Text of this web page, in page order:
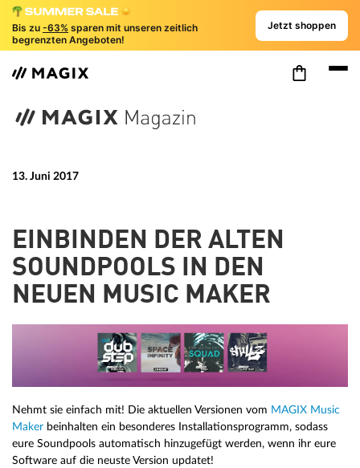
Bis zu -63% sparen mit unseren zeitlich
begrenzten Angeboten!
Jetzt shoppen
13. Juni 2017
EINBINDEN DER ALTEN
SOUNDPOOLS IN DEN
NEUEN MUSIC MAKER
Nehmt sie einfach mit! Die aktuellen Versionen vom MAGIX Music
Maker beinhalten ein besonderes Installationsprogramm, sodass
eure Soundpools automatisch hinzugefügt werden, wenn ihr eure
Software auf die neuste Version updatet!